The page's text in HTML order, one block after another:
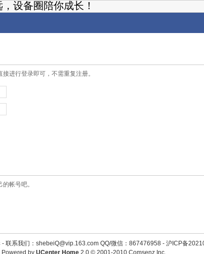
设备圈陪你成长！
进行登录即可，不需重复注册。
帐号吧。
- 联系我们：shebeiQ@vip.163.com QQ/微信：867476958- 沪ICP备
Powered by UCenter Home 2.0© 2001-2010 Comsenz Inc.